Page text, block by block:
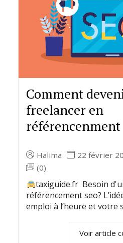
Comment
freelancer en
référencenment
Halima 22 février
(0)
taxiguide.fr Besoin
référencement seo?
emploi à l’heure et votre
Voir article